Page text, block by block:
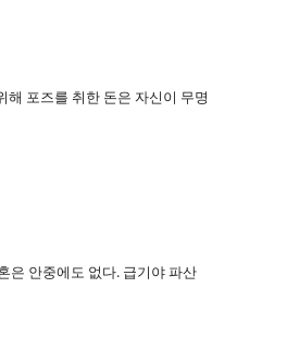
포즈를 취한 돈은 자신이 무명
은 안중에도 없다. 급기야 파산